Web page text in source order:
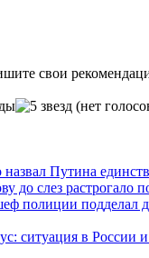
свои
(нет